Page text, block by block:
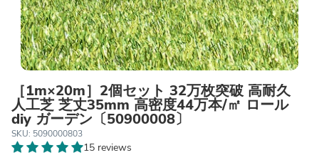
［1m×20m］2個セット 32万枚突破 高耐久
人工芝 芝丈35mm 高密度44万本/㎡ ロール
diy ガーデン〔50900008〕
SKU: 5090000803
15 reviews